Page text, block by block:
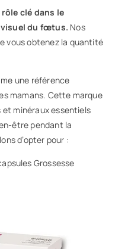
rôle clé dans le
du fœtus. Nos
vous obtenez la quantité
une référence
mamans. Cette marque
minéraux essentiels
être pendant la
d’opter pour :
Grossesse